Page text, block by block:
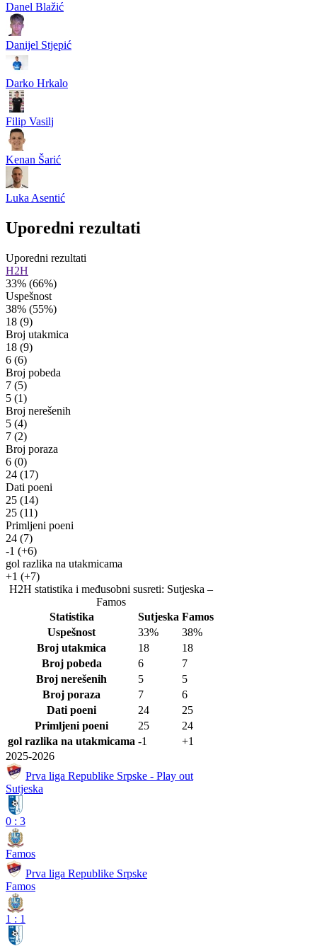
Danel Blažić
Danijel Stjepić
Darko Hrkalo
Filip Vasilj
Kenan Šarić
Luka Asentić
Uporedni rezultati
Uporedni rezultati
H2H
33% (66%)
Uspešnost
38% (55%)
18 (9)
Broj utakmica
18 (9)
6 (6)
Broj pobeda
7 (5)
5 (1)
Broj nerešenih
5 (4)
7 (2)
Broj poraza
6 (0)
24 (17)
Dati poeni
25 (14)
25 (11)
Primljeni poeni
24 (7)
-1 (+6)
gol razlika na utakmicama
+1 (+7)
H2H statistika i međusobni susreti: Sutjeska –
Famos
Statistika
Sutjeska Famos
Uspešnost
33%
38%
Broj utakmica
18
18
Broj pobeda
6
7
Broj nerešenih
5
5
Broj poraza
7
6
Dati poeni
24
25
Primljeni poeni
25
24
gol razlika na utakmicama -1
+1
2025-2026
Prva liga Republike Srpske - Play out
Sutjeska
0 : 3
Famos
Prva liga Republike Srpske
Famos
1 : 1